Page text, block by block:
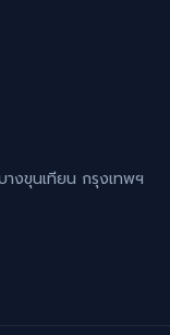
งขุนเทียน กรุงเทพฯ